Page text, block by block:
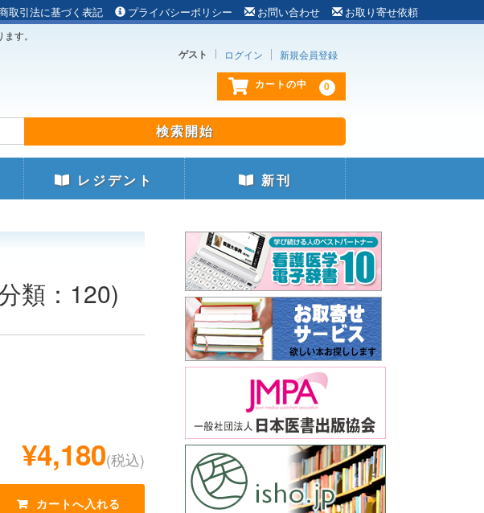
取引法に基づく表記 プライバシーポリシー お問い合わせ お取り寄せ依頼
す。
ゲスト ログイン 新規会員登録
カートの中 0
レジデント 新刊
類：120)
¥4,180(税込)